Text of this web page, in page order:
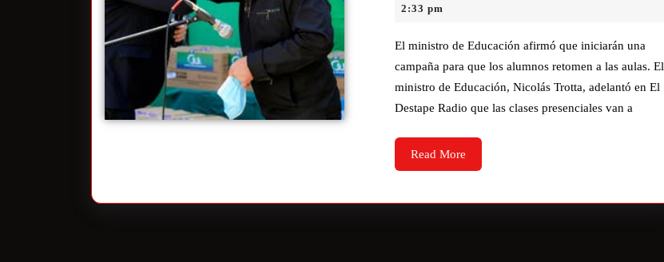
2:33 pm
El ministro de Educación afirmó que iniciarán una
campaña para que los alumnos retomen a las aulas. El
ministro de Educación, Nicolás Trotta, adelantó en El
Destape Radio que las clases presenciales van a
Read More